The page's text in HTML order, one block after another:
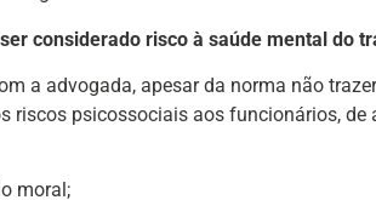
considerado risco à saúde mental do
a advogada, apesar da norma não
riscos psicossociais aos funcionários,
moral;